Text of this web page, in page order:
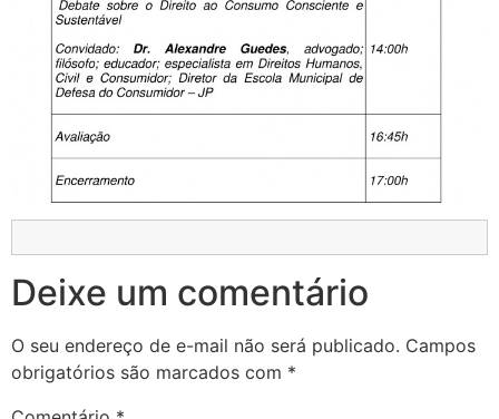
Deixe um comentário
O seu endereço de e-mail não será publicado. Campos
obrigatórios são marcados com *